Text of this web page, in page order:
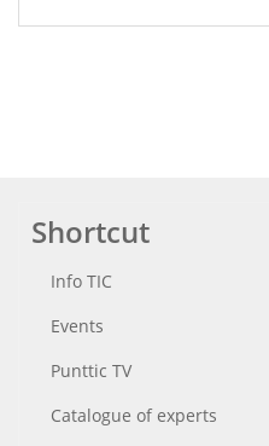
Shortcut
Info TIC
Events
Punttic TV
Catalogue of experts